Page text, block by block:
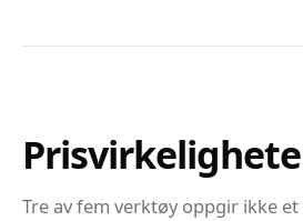
Tre av fem verktøy oppgir ikke